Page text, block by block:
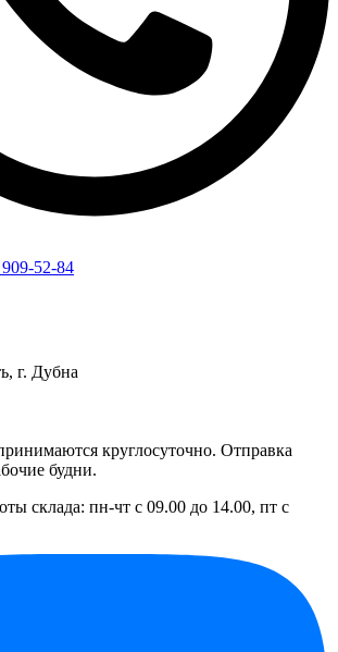
52-84
г. Дубна
круглосуточно. Отправка
будни.
склада: пн-чт с 09.00 до 14.00, пт с